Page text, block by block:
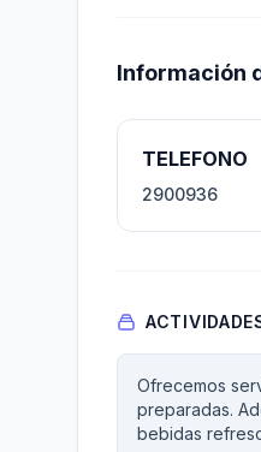
Información
TELEFONO
2900936
Ofrecemos
preparadas.
bebidas